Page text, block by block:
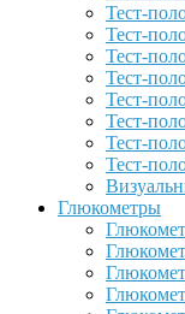
Тест-
Тест-
Тест-
Тест-
Тест-
Тест-
Тест-
Тест-
Глюкометры